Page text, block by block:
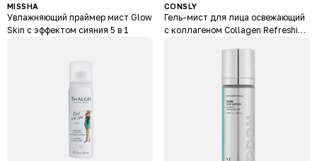
MISSHA
Увлажняющий праймер мист Glow
Skin с эффектом сияния 5 в 1
CONSLY
Гель-мист для лица освежающий
с коллагеном Collagen Refreshing